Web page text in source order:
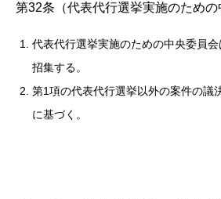
第32条（代表代行選挙実施のための
代表代行選挙実施のための中央委員
招集する。
第1項の代表代行選挙以外の案件の議
に基づく。